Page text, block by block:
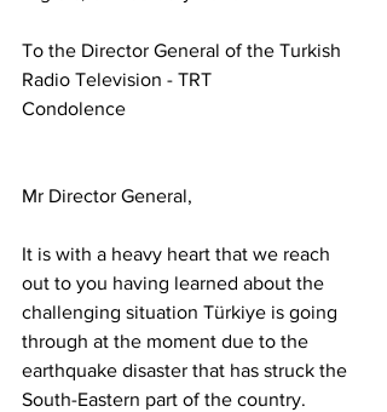
To the Director General of the Turkish
Radio Television - TRT
Condolence
Mr Director General,
It is with a heavy heart that we reach
out to you having learned about the
challenging situation Türkiye is going
through at the moment due to the
earthquake disaster that has struck the
South-Eastern part of the country.